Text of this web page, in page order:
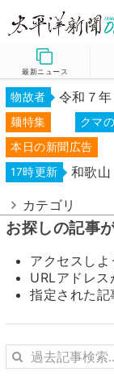
最新ニュース
物故者 令和７
麺特集 クマ
本日の新聞広告
17時更新 和歌
カテゴリ
お探しの記事
アクセスしよ
URLアドレス
指定された記